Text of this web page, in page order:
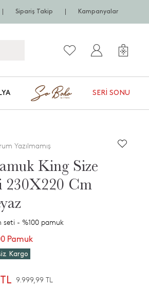
Sipariş Takip Kampanyalar
SERI SONU
Yazılmamış
King Size
230X220 Cm
seti - %100 pamuk
Pamuk
Kargo
9.999,99 TL